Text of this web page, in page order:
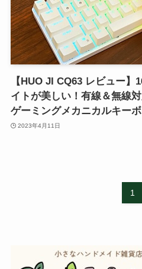
【HUO JI CQ63 レビュー】
イトが美しい！有線＆無線
ゲーミングメカニカルキー
2023年4月11日
1